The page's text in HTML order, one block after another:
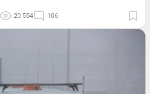
20 554 106